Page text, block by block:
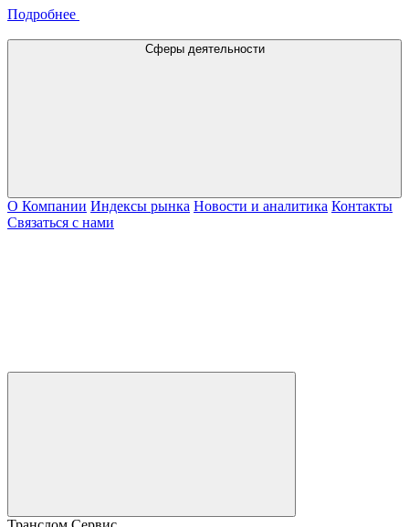
Подробнее
Сферы деятельности
О Компании Индексы рынка Новости и аналитика Контакты
Связаться с нами